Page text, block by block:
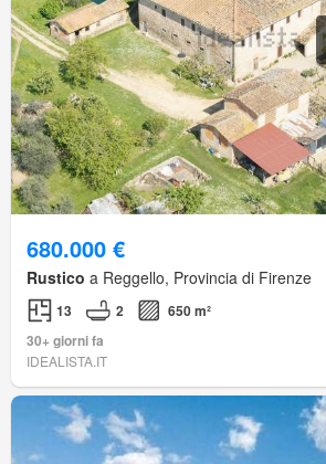
680.000 €
Rustico a Reggello, Provincia di Firenze
13 2
650 m²
30+ giorni fa
IDEALISTA.IT